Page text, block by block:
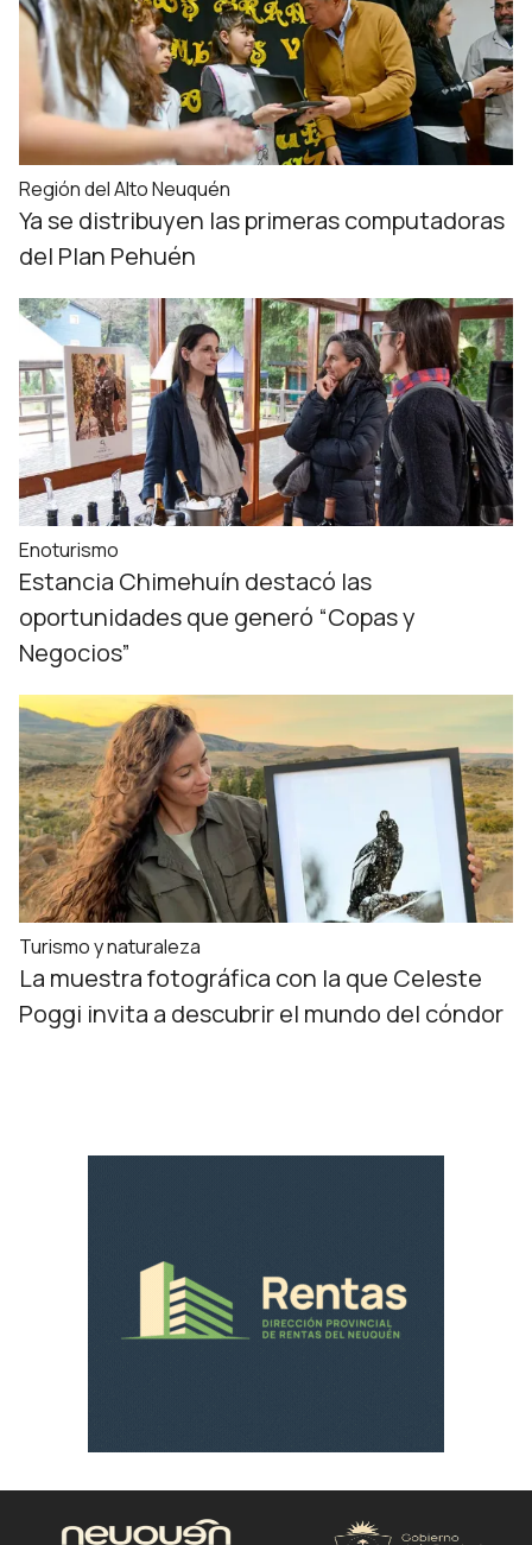
Región del Alto Neuquén
Ya se distribuyen las primeras computadoras
del Plan Pehuén
Enoturismo
Estancia Chimehuín destacó las
oportunidades que generó “Copas y
Negocios”
Turismo y naturaleza
La muestra fotográfica con la que Celeste
Poggi invita a descubrir el mundo del cóndor